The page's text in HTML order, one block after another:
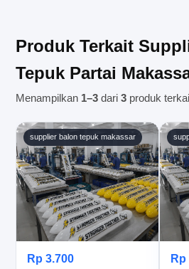
pemesanan.
Produk Terkait
Tepuk Partai
Menampilkan 1–3 dari3 produk
supplier balon tepuk makassar
Rp 3.700 Rp